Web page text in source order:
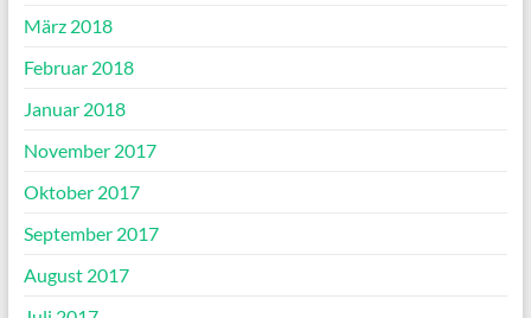
März 2018
Februar 2018
Januar 2018
November 2017
Oktober 2017
September 2017
August 2017